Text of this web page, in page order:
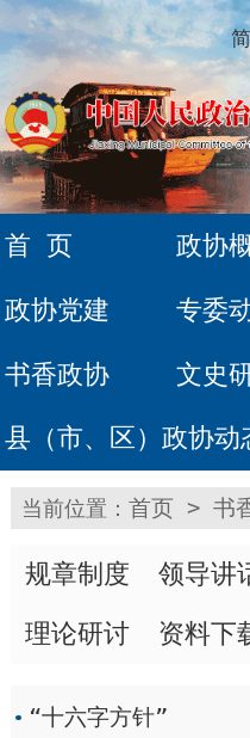
首 页 政协
政协党建 专委
书香政协 文史
县（市、区）政协动
当前位置： 首页 > 书
规章制度 领导讲
理论研讨
资料下
“十六字方针”